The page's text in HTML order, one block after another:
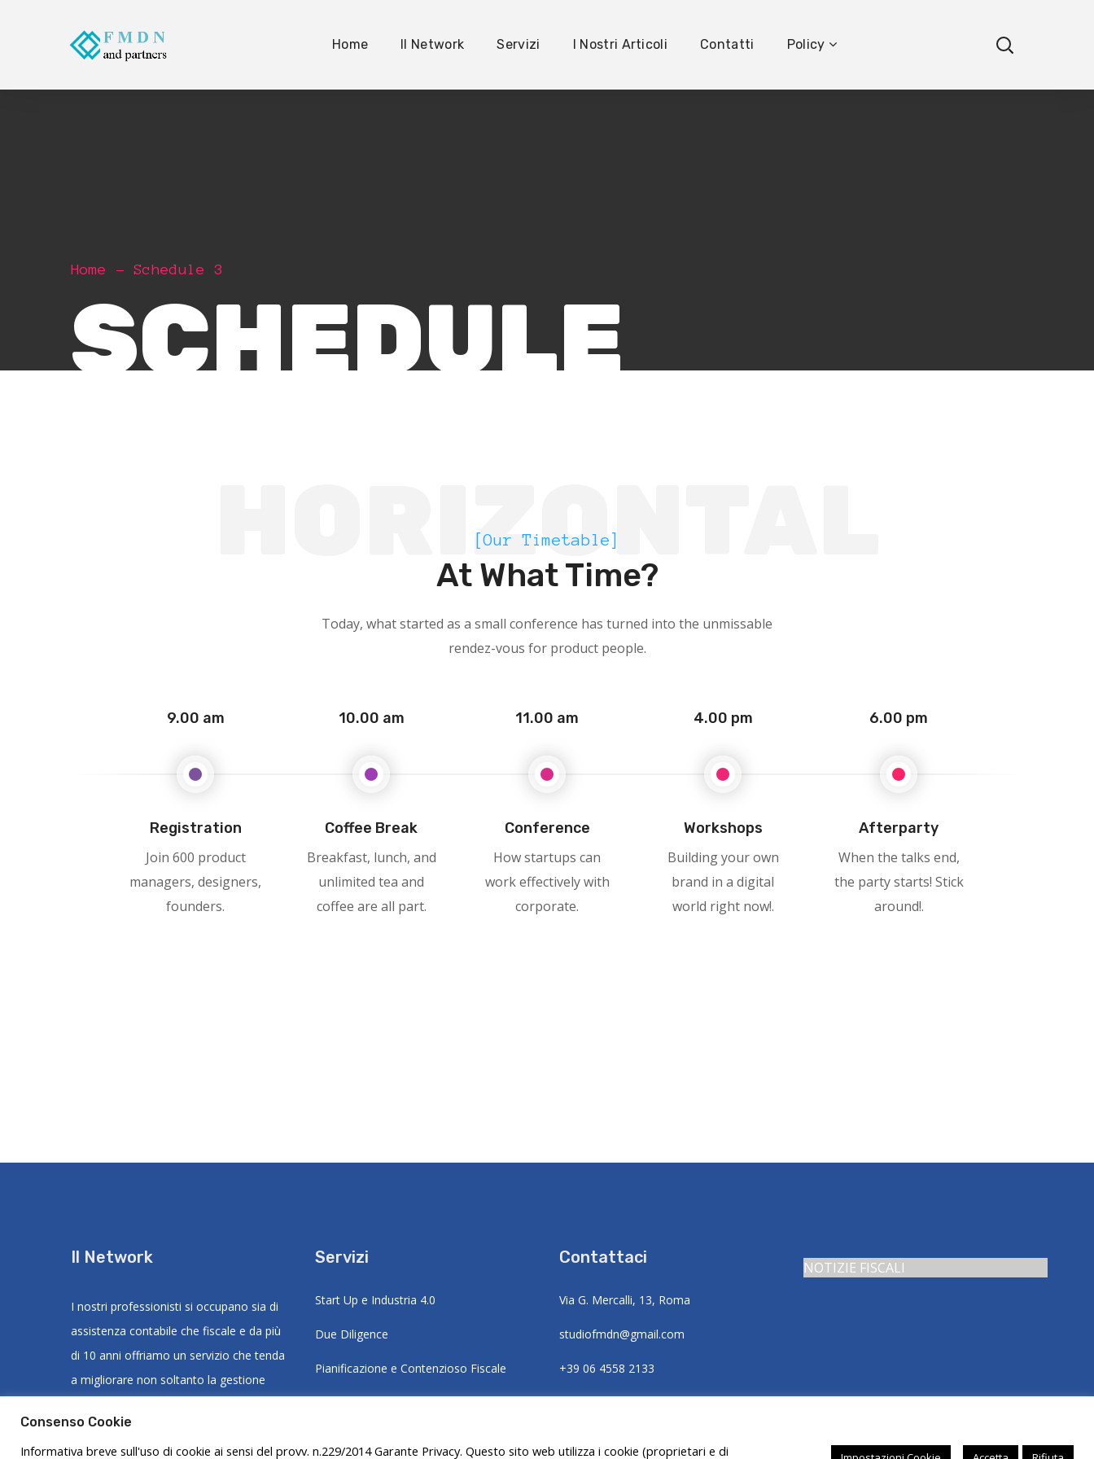
Home Il Network Servizi I Nostri Articoli Contatti Policy
Home Schedule 3
SCHEDULE
HORIZONTAL
[Our Timetable]
At What Time?
Today, what started as a small conference has turned into the unmissable
rendez-vous for product people.
9.00 am
Registration
Join 600 product
managers, designers,
founders.
10.00 am
Coffee Break
Breakfast, lunch, and
unlimited tea and
coffee are all part.
11.00 am
Conference
How startups can
work effectively with
corporate.
4.00 pm
Workshops
Building your own
brand in a digital
world right now!.
6.00 pm
Afterparty
When the talks end,
the party starts! Stick
around!.
Il Network
I nostri professionisti si occupano sia di
assistenza contabile che fiscale e da più
di 10 anni offriamo un servizio che tenda
a migliorare non soltanto la gestione
pianificazione fiscale - ma soprattutto
assistiamo il cliente nelle problematiche
Servizi
Start Up e Industria 4.0
Due Diligence
Pianificazione e Contenzioso Fiscale
Contattaci
Via G. Mercalli, 13, Roma
studiofmdn@gmail.com
+39 06 4558 2133
NOTIZIE FISCALI
Consenso Cookie
Informativa breve sull'uso di cookie ai sensi del provv. n.229/2014 Garante Privacy. Questo sito web utilizza i cookie (proprietari e di